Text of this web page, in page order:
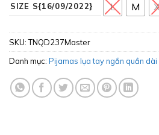
SIZE S{16/09/2022} L M
SKU:TNQD237Master
Danh mục: Pijamas lụa tay ngắn quần dài